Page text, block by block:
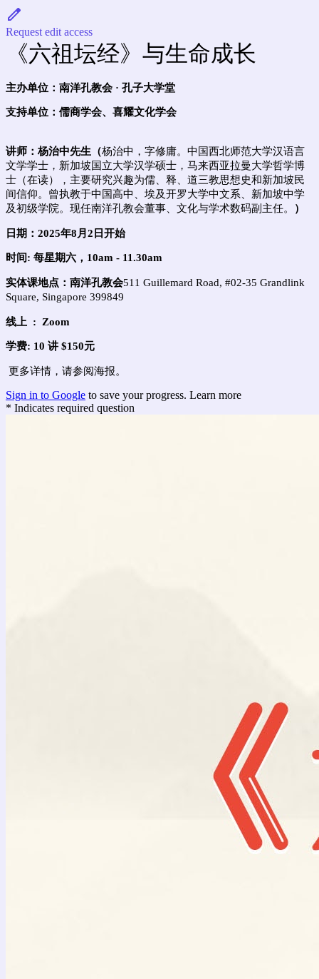
Request edit access
《六祖坛经》与生命成长
主办单位：南洋孔教会 · 孔子大学堂
支持单位：儒商学会、喜耀文化学会
讲师：杨治中先生（杨治中，字修庸。中国西北师范大学汉语言
文学学士，新加坡国立大学汉学硕士，马来西亚拉曼大学哲学博
士（在读）， 主要研究兴趣为儒、释、道三教思想史和新加坡民
间信仰。 曾执教于中国高中、埃及开罗大学中文系、新加坡中学
及初级学院。现任南洋孔教会董事、文化与学术数码副主任。
）
日期： 2025年8 月 2 日开始
时间: 每星期六， 10am - 11.30am
实体课地点：南洋孔教会511 Guillemard Road, #02-35 Grandlink
Square, Singapore 399849
线上 : Zoom
学费: 10 讲 $150元
更多详情，请参阅海报。
Sign in to Google to save your progress. Learn more
* Indicates required question